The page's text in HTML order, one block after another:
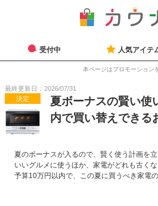
受付中 人気アイテ
本ページはプロモーション
最終更新日：2026/07/31
決定
夏ボーナスの賢い使
内で買い替えできる
夏のボーナスが入るので、賢く使う計画を
いいグルメに使うほか、家電がどれも古く
予算10万円以内で、この夏に買うべき家電